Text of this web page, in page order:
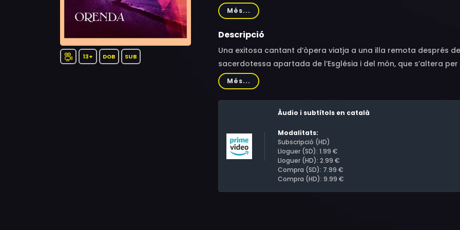
13+ DOB SUB
Lauri Maijala, Ilo-Ann Saarepera, Olivier De Sagazan
Més...
Descripció
Una exitosa cantant d’òpera viatja a una illa remota després
sacerdotessa apartada de l’Església i del món, que s’altera
Més...
Àudio i subtítols en català
Modalitats:
Subscripció (HD)
Lloguer (SD): 1.99 €
Lloguer (HD): 2.99 €
Compra (SD): 7.99 €
Compra (HD): 9.99 €